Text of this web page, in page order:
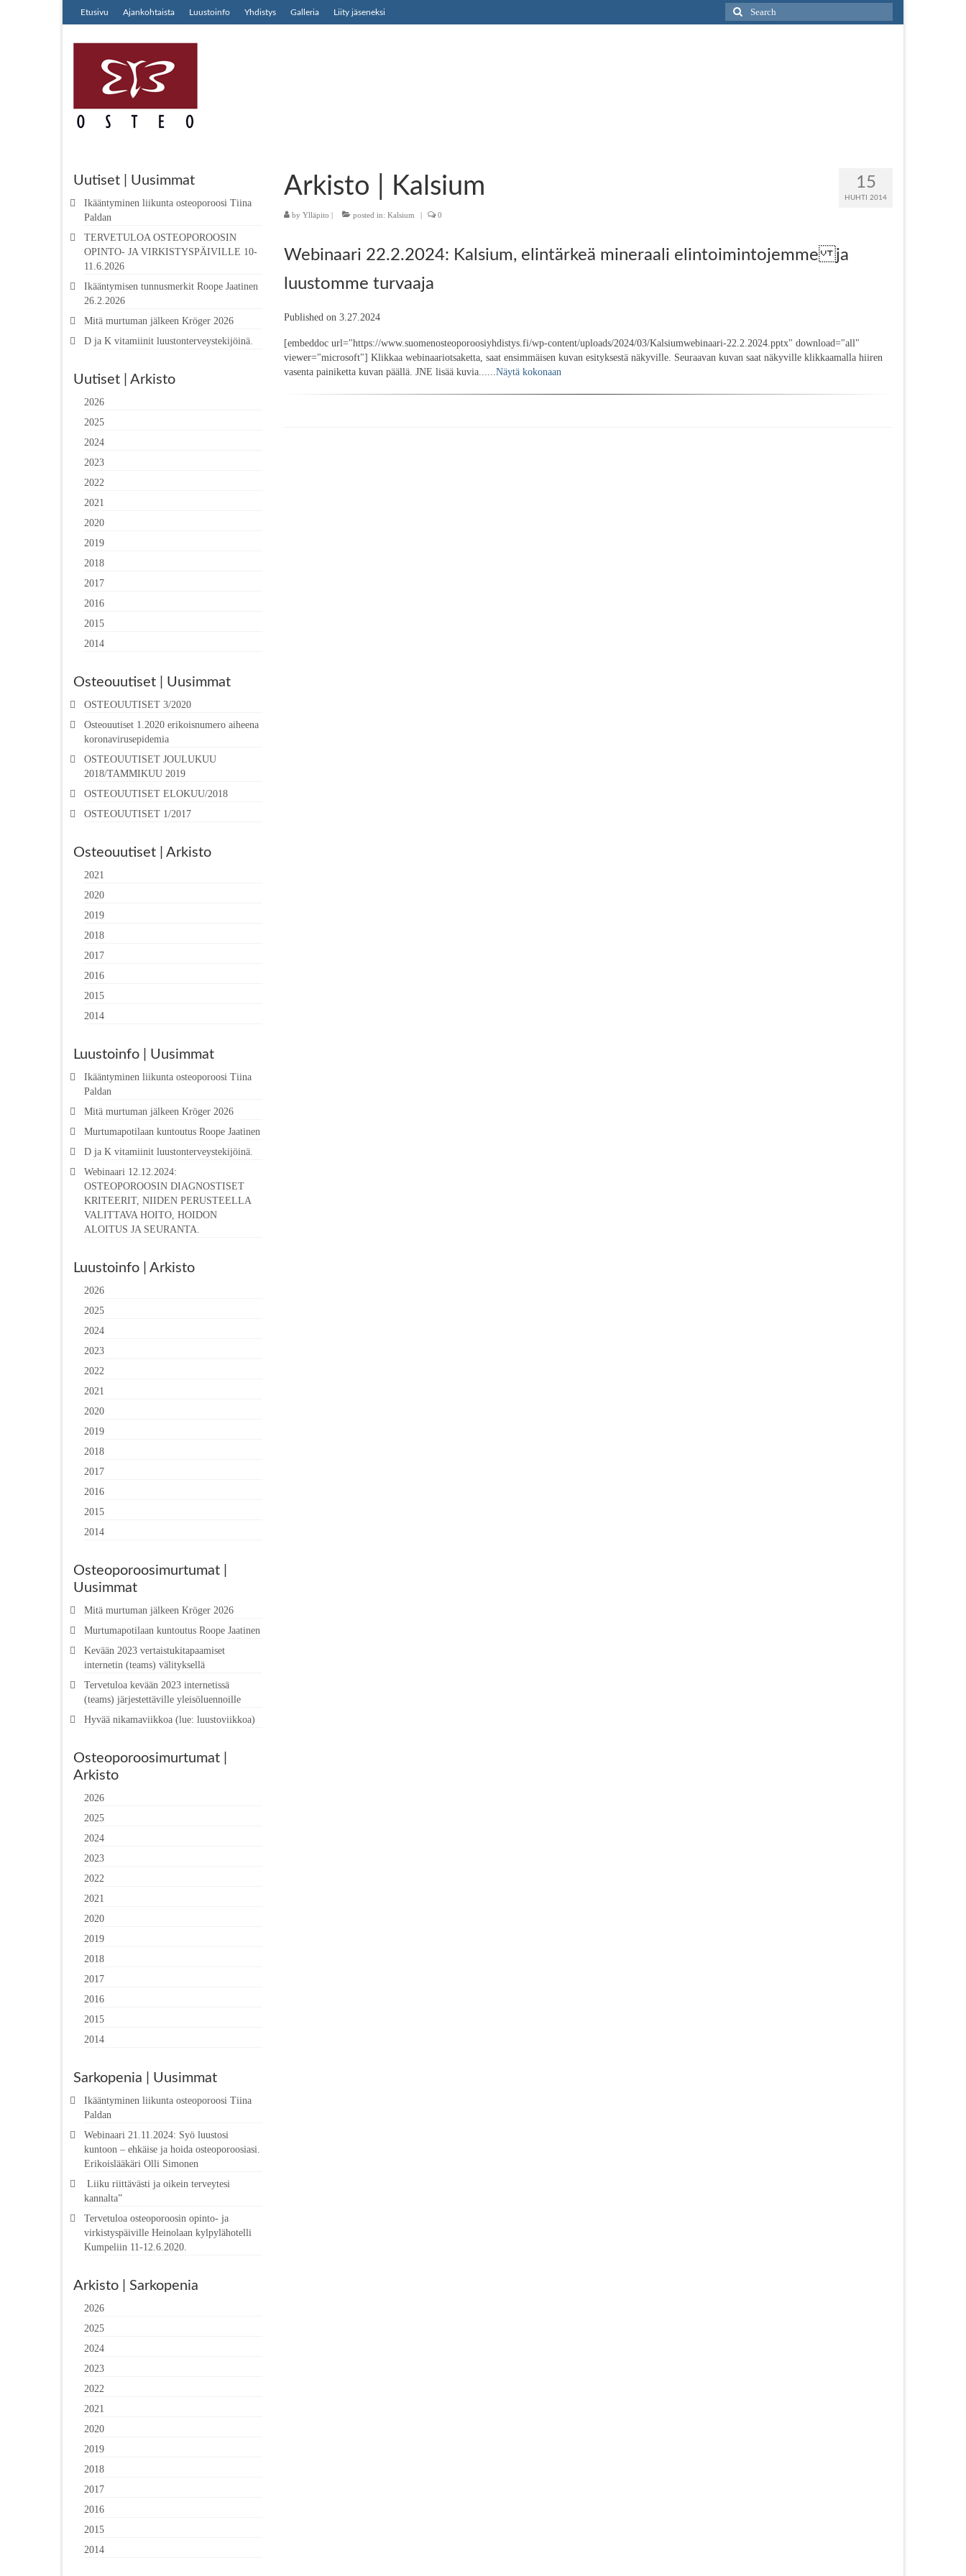
Etusivu Ajankohtaista Luustoinfo Yhdistys Galleria Liity jäseneksi
Search
for:
15
HUHTI 2014
Arkisto | Kalsium
by Ylläpito | posted in: Kalsium | 0
Webinaari 22.2.2024: Kalsium, elintärkeä mineraali elintoimintojemme ja
luustomme turvaaja
Published on 3.27.2024
[embeddoc url="https://www.suomenosteoporoosiyhdistys.fi/wp-content/uploads/2024/03/Kalsiumwebinaari-22.2.2024.pptx" download="all"
viewer="microsoft"] Klikkaa webinaariotsaketta, saat ensimmäisen kuvan esityksestä näkyville. Seuraavan kuvan saat näkyville klikkaamalla hiiren
vasenta painiketta kuvan päällä. JNE lisää kuvia...... Näytä kokonaan
Uutiset | Uusimmat
Ikääntyminen liikunta osteoporoosi Tiina
Paldan
TERVETULOA OSTEOPOROOSIN
OPINTO- JA VIRKISTYSPÄIVILLE 10-
11.6.2026
Ikääntymisen tunnusmerkit Roope Jaatinen
26.2.2026
Mitä murtuman jälkeen Kröger 2026
D ja K vitamiinit luustonterveystekijöinä.
Uutiset | Arkisto
2026
2025
2024
2023
2022
2021
2020
2019
2018
2017
2016
2015
2014
Osteouutiset | Uusimmat
OSTEOUUTISET 3/2020
Osteouutiset 1.2020 erikoisnumero aiheena
koronavirusepidemia
OSTEOUUTISET JOULUKUU
2018/TAMMIKUU 2019
OSTEOUUTISET ELOKUU/2018
OSTEOUUTISET 1/2017
Osteouutiset | Arkisto
2021
2020
2019
2018
2017
2016
2015
2014
Luustoinfo | Uusimmat
Ikääntyminen liikunta osteoporoosi Tiina
Paldan
Mitä murtuman jälkeen Kröger 2026
Murtumapotilaan kuntoutus Roope Jaatinen
D ja K vitamiinit luustonterveystekijöinä.
Webinaari 12.12.2024:
OSTEOPOROOSIN DIAGNOSTISET
KRITEERIT, NIIDEN PERUSTEELLA
VALITTAVA HOITO, HOIDON
ALOITUS JA SEURANTA.
Luustoinfo | Arkisto
2026
2025
2024
2023
2022
2021
2020
2019
2018
2017
2016
2015
2014
Osteoporoosimurtumat |
Uusimmat
Mitä murtuman jälkeen Kröger 2026
Murtumapotilaan kuntoutus Roope Jaatinen
Kevään 2023 vertaistukitapaamiset
internetin (teams) välityksellä
Tervetuloa kevään 2023 internetissä
(teams) järjestettäville yleisöluennoille
Hyvää nikamaviikkoa (lue: luustoviikkoa)
Osteoporoosimurtumat |
Arkisto
2026
2025
2024
2023
2022
2021
2020
2019
2018
2017
2016
2015
2014
Sarkopenia | Uusimmat
Ikääntyminen liikunta osteoporoosi Tiina
Paldan
Webinaari 21.11.2024: Syö luustosi
kuntoon – ehkäise ja hoida osteoporoosiasi.
Erikoislääkäri Olli Simonen
Liiku riittävästi ja oikein terveytesi
kannalta”
Tervetuloa osteoporoosin opinto- ja
virkistyspäiville Heinolaan kylpylähotelli
Kumpeliin 11-12.6.2020.
Arkisto | Sarkopenia
2026
2025
2024
2023
2022
2021
2020
2019
2018
2017
2016
2015
2014